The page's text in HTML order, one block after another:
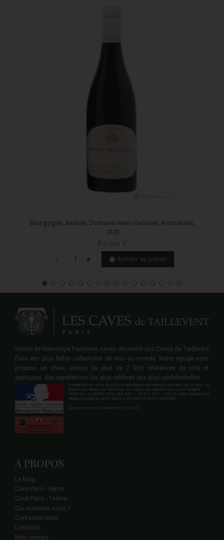
Bourgogne, Beaune, Domaine Henri Germain, Bressandes,
2020
89,00 €
Ajouter au panier
Vitrine de l’oenologie française, venez découvrir aux Caves de Taillevent
l’une des plus belles collections de vins au monde. Notre équipe vous
propose un choix unique de plus de 2 000 références de vins et
spiritueux, des appellations les plus célèbres aux plus confidentielles.
Interdiction de vente de boisson alcooliques aux mineurs de moins de 18 ans. La
preuve de majorité de l'acheteur est exigée au moment de la vente en ligne.
CODE DE LA SANTE PUBLIQUE ART. L 3342-1 ET L. 3353-3 L'abus d'alcool est
dangereux pour la santé. Sachez consommer avec modération.
Licence de vente à emporter n°131110.
A PROPOS
Le Blog
Cave Paris - 8ème
Cave Paris - 16ème
Qui sommes nous ?
Contactez-nous
Livraison
Mon compte